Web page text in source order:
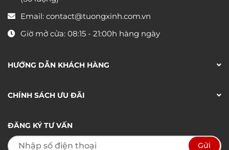
Email: contact@tuongxinh.com.vn
Giờ mở cửa: 08:15 - 21:00h hàng ngày
HƯỚNG DẪN KHÁCH HÀNG
CHÍNH SÁCH ƯU ĐÃI
ĐĂNG KÝ TƯ VẤN